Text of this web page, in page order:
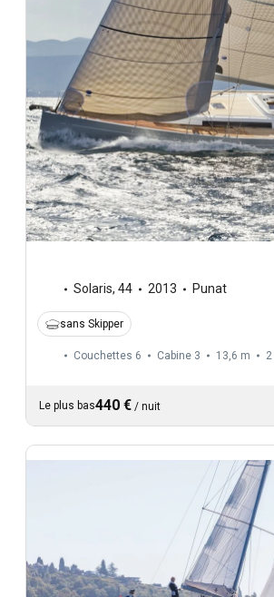
Solaris, 44 2013 Punat
sans Skipper
Couchettes 6 Cabine 3 13,6 m 2
Le plus bas440 € / nuit